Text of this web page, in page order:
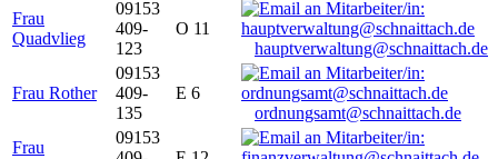
Frau
Quadvlieg
09153
409-
123
O 11
hauptverwaltung@schnaittach.de
Frau Rother
09153
409-
135
E 6
ordnungsamt@schnaittach.de
Frau
09153